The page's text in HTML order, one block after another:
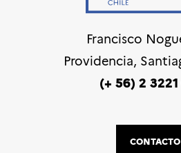
Francisco
Providencia,
(+ 56) 2
CONTACTO